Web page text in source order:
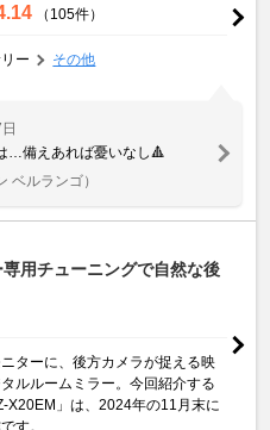
（105件）
ー その他
…備えあれば憂いなし🔺
ベルランゴ）
用チューニングで自然な後
ターに、後方カメラが捉える映
ルルームミラー。今回紹介する
X20EM」は、2024年の11月末に
す。